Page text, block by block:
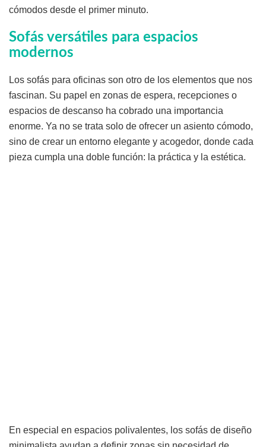
cómodos desde el primer minuto.
Sofás versátiles para espacios
modernos
Los sofás para oficinas son otro de los elementos que nos
fascinan. Su papel en zonas de espera, recepciones o
espacios de descanso ha cobrado una importancia
enorme. Ya no se trata solo de ofrecer un asiento cómodo,
sino de crear un entorno elegante y acogedor, donde cada
pieza cumpla una doble función: la práctica y la estética.
En especial en espacios polivalentes, los sofás de diseño